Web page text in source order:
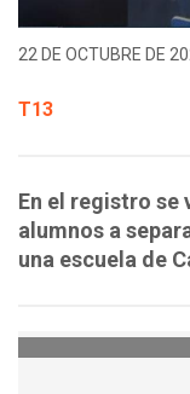
22 DE OCTUBRE DE
T13
En el registro se
alumnos a
una escuela de